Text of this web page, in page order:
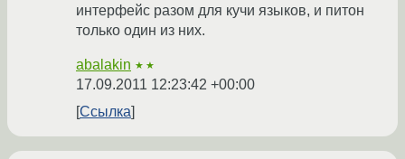
интерфейс разом для кучи языков, и питон
только один из них.
abalakin ★★
17.09.2011 12:23:42 +00:00
Ссылка